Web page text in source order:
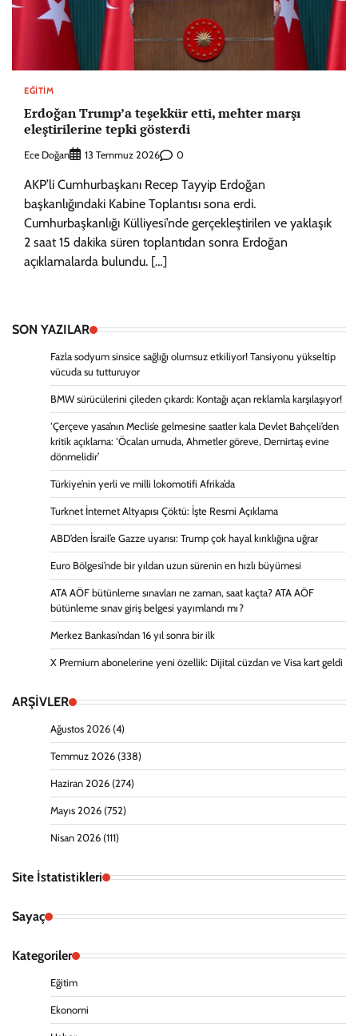
EĞITIM
Erdoğan Trump’a teşekkür etti, mehter marşı
eleştirilerine tepki gösterdi
Ece Doğan 13 Temmuz 2026 0
AKP’li Cumhurbaşkanı Recep Tayyip Erdoğan
başkanlığındaki Kabine Toplantısı sona erdi.
Cumhurbaşkanlığı Külliyesi’nde gerçekleştirilen ve yaklaşık
2 saat 15 dakika süren toplantıdan sonra Erdoğan
açıklamalarda bulundu. […]
SON YAZILAR
Fazla sodyum sinsice sağlığı olumsuz etkiliyor! Tansiyonu yükseltip
vücuda su tutturuyor
BMW sürücülerini çileden çıkardı: Kontağı açan reklamla karşılaşıyor!
‘Çerçeve yasa’nın Meclis’e gelmesine saatler kala Devlet Bahçeli’den
kritik açıklama: ‘Öcalan umuda, Ahmetler göreve, Demirtaş evine
dönmelidir’
Türkiye’nin yerli ve milli lokomotifi Afrika’da
Turknet İnternet Altyapısı Çöktü: İşte Resmi Açıklama
ABD’den İsrail’e Gazze uyarısı: Trump çok hayal kırıklığına uğrar
Euro Bölgesi’nde bir yıldan uzun sürenin en hızlı büyümesi
ATA AÖF bütünleme sınavları ne zaman, saat kaçta? ATA AÖF
bütünleme sınav giriş belgesi yayımlandı mı?
Merkez Bankası’ndan 16 yıl sonra bir ilk
X Premium abonelerine yeni özellik: Dijital cüzdan ve Visa kart geldi
ARŞİVLER
Ağustos 2026 (4)
Temmuz 2026 (338)
Haziran 2026 (274)
Mayıs 2026 (752)
Nisan 2026 (111)
Site İstatistikleri
Sayaç
Kategoriler
Eğitim
Ekonomi